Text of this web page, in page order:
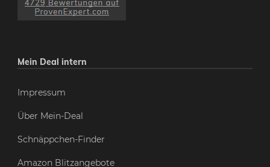
Mein Deal intern
Impressum
Über Mein-Deal
Schnäppchen-Finder
Amazon Blitzangebote